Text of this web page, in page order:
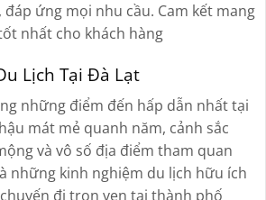
ứng mọi nhu cầu. Cam kết mang
nhất cho khách hàng
Lịch Tại Đà Lạt
những điểm đến hấp dẫn nhất tại
mát mẻ quanh năm, cảnh sắc
và vô số địa điểm tham quan
những kinh nghiệm du lịch hữu ích
đi trọn vẹn tại thành phố